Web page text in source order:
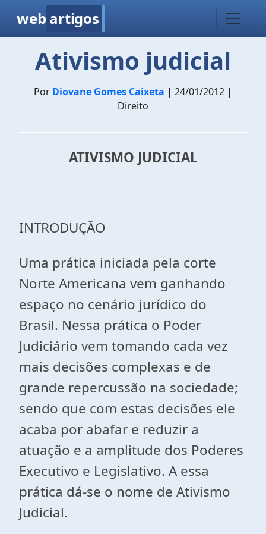
web artigos
Ativismo judicial
Por Diovane Gomes Caixeta | 24/01/2012 |
Direito
ATIVISMO JUDICIAL
INTRODUÇÃO
Uma prática iniciada pela corte
Norte Americana vem ganhando
espaço no cenário jurídico do
Brasil. Nessa prática o Poder
Judiciário vem tomando cada vez
mais decisões complexas e de
grande repercussão na sociedade;
sendo que com estas decisões ele
acaba por abafar e reduzir a
atuação e a amplitude dos Poderes
Executivo e Legislativo. A essa
prática dá-se o nome de Ativismo
Judicial.